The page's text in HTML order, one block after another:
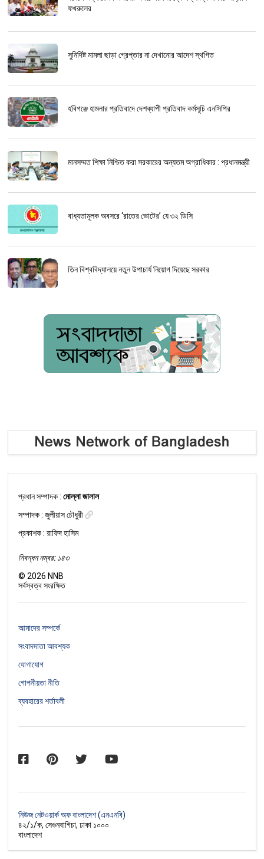
ফখরুলের
সুনির্দিষ্ট মামলা ছাড়া গ্রেপ্তার না দেখানোর আদেশ স্থগিত
হবিগঞ্জে হামলার প্রতিবাদে দেশব্যাপী প্রতিবাদ কর্মসূচি এনসিপির
মানসম্মত শিক্ষা নিশ্চিত করা সরকারের অন্যতম অগ্রাধিকার : প্রধানমন্ত্রী
বাধ্যতামূলক অবসরে ‘রাতের ভোটের’ যে ৩২ ডিসি
তিন বিশ্ববিদ্যালয়ে নতুন উপাচার্য নিয়োগ দিয়েছে সরকার
প্রধান সম্পাদক :মোল্লা জালাল
সম্পাদক :জুলীয়াস চৌধুরী
প্রকাশক : রাফিদ হাসিম
নিবন্ধন নম্বর: ১৪৩
©2026 NNB
সর্বস্বত্ব সংরক্ষিত
আমাদের সম্পর্কে
সংবাদদাতা আবশ্যক
যোগাযোগ
গোপনীয়তা নীতি
ব্যবহারের শর্তাবলী
নিউজ নেটওয়ার্ক অফ বাংলাদেশ (এনএনবি)
৪২/১/ক, সেগুনবাগিচা, ঢাকা ১০০০
বাংলাদেশ